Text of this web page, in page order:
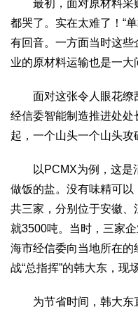
最初，面对原材料采
都哭了。实在太难了！“
有回音。一方面当时这
业的原材料运输也是一大
面对这张令人眼花缭乱
经信委智能制造推进处
起，一个山头一个山头攻
以PCMX为例，这是
做饭的盐。没有味精可以
共三家，分别位于安徽
就3500吨。当时，三家
海市经信委向当地所在
战“总指挥”的韩大东，现
为节省时间，韩大东